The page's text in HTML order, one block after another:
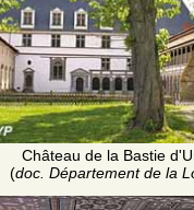
Château de la Bastie
(doc. Département de la